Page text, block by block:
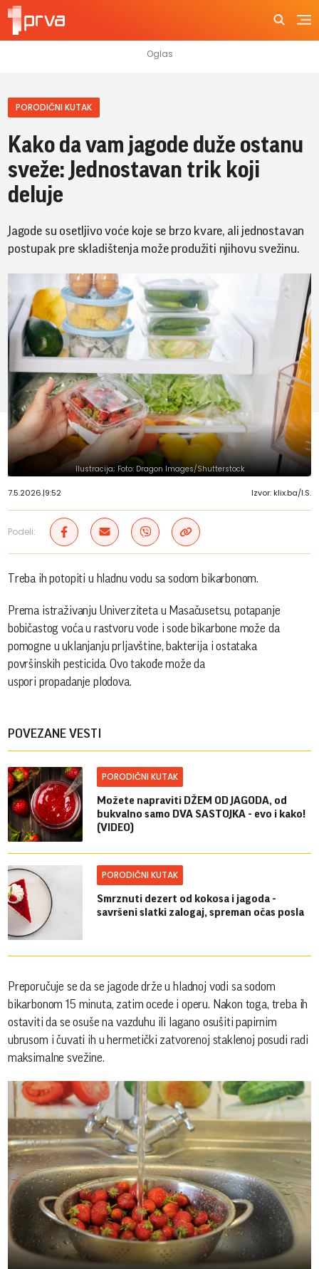
PORODIČNI KUTAK
Kako da vam jagode duže ostanu
sveže: Jednostavan trik koji
deluje
Jagode su osetljivo voće koje se brzo kvare, ali jednostavan
postupak pre skladištenja može produžiti njihovu svežinu.
Ilustracija; Foto: Dragon Images/Shutterstock
7.5.2026.|9:52 Izvor: klix.ba/I.S.
Podeli:
Treba ih potopiti u hladnu vodu sa sodom bikarbonom.
Prema istraživanju Univerziteta u Masačusetsu, potapanje
bobičastog voća u rastvoru vode i sode bikarbone može da
pomogne u uklanjanju prljavštine, bakterija i ostataka
površinskih pesticida. Ovo takođe može da
uspori propadanje plodova.
POVEZANE VESTI
PORODIČNI KUTAK
Možete napraviti DŽEM OD JAGODA, od
bukvalno samo DVA SASTOJKA - evo i kako!
(VIDEO)
PORODIČNI KUTAK
Smrznuti dezert od kokosa i jagoda -
savršeni slatki zalogaj, spreman očas posla
Preporučuje se da se jagode drže u hladnoj vodi sa sodom
bikarbonom 15 minuta, zatim ocede i operu. Nakon toga, treba ih
ostaviti da se osuše na vazduhu ili lagano osušiti papirnim
ubrusom i čuvati ih u hermetički zatvorenoj staklenoj posudi radi
maksimalne svežine.